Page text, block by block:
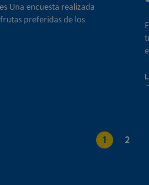
Una encuesta realizada
preferidas de los
1 2